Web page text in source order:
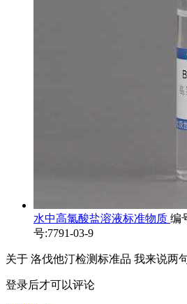
水中高氯酸盐溶液标准物质 编
号:7791-03-9
关于 洛伐他汀检测标准品 我来说两
登录后才可以评论